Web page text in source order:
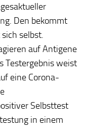
Den bekommt
selbst.
auf Antigene
Testergebnis weist
eine Corona-
Selbsttest
in einem